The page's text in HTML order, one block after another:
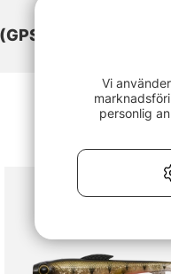
Vi
personlig